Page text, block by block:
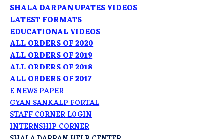
SHALA DARPAN UPATES VIDEOS
LATEST FORMATS
EDUCATIONAL VIDEOS
ALL ORDERS OF 2020
ALL ORDERS OF 2019
ALL ORDERS OF 2018
ALL ORDERS OF 2017
E NEWS PAPER
GYAN SANKALP PORTAL
STAFF CORNER LOGIN
INTERNSHIP CORNER